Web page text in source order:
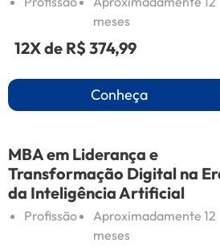
meses
12X de R$ 374,99
Conheça
MBA em Liderança e
Transformação Digital na
da Inteligência Artificial
Profissão
Aproximadamente 12
meses